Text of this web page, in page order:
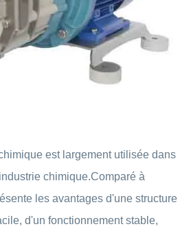
est largement utilisée dans
chimique.Comparé à
les avantages d'une structure
d'un fonctionnement stable,